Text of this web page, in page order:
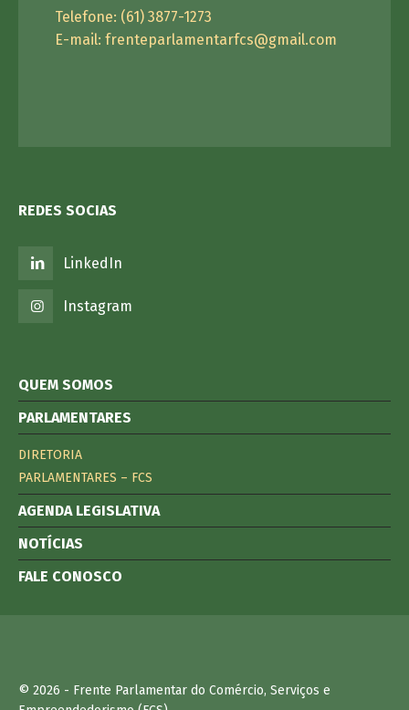
Telefone: (61) 3877-1273
E-mail: frenteparlamentarfcs@gmail.com
REDES SOCIAS
LinkedIn
Instagram
QUEM SOMOS
PARLAMENTARES
DIRETORIA
PARLAMENTARES – FCS
AGENDA LEGISLATIVA
NOTÍCIAS
FALE CONOSCO
© 2026 - Frente Parlamentar do Comércio, Serviços e